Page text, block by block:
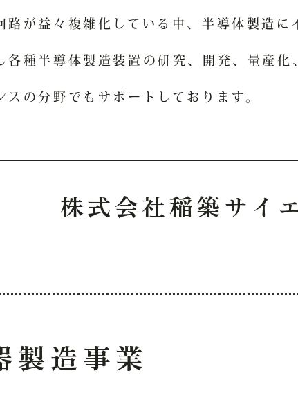
路が益々複雑化している中、半導体製造
各種半導体製造装置の研究、開発、量産
の分野でもサポートしております。
株式会社稲築サイ
製造事業